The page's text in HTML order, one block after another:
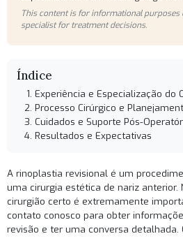
This content is for informational purposes
specialist for treatment decisions.
Índice
Experiência e Especialização do
Processo Cirúrgico e
Cuidados e Suporte Pós-
Resultados e Expectativas
A rinoplastia revisional é um
uma cirurgia estética de nariz anterior.
cirurgião certo é extremamente
contato conosco para obter
revisão e ter uma conversa detalhada.